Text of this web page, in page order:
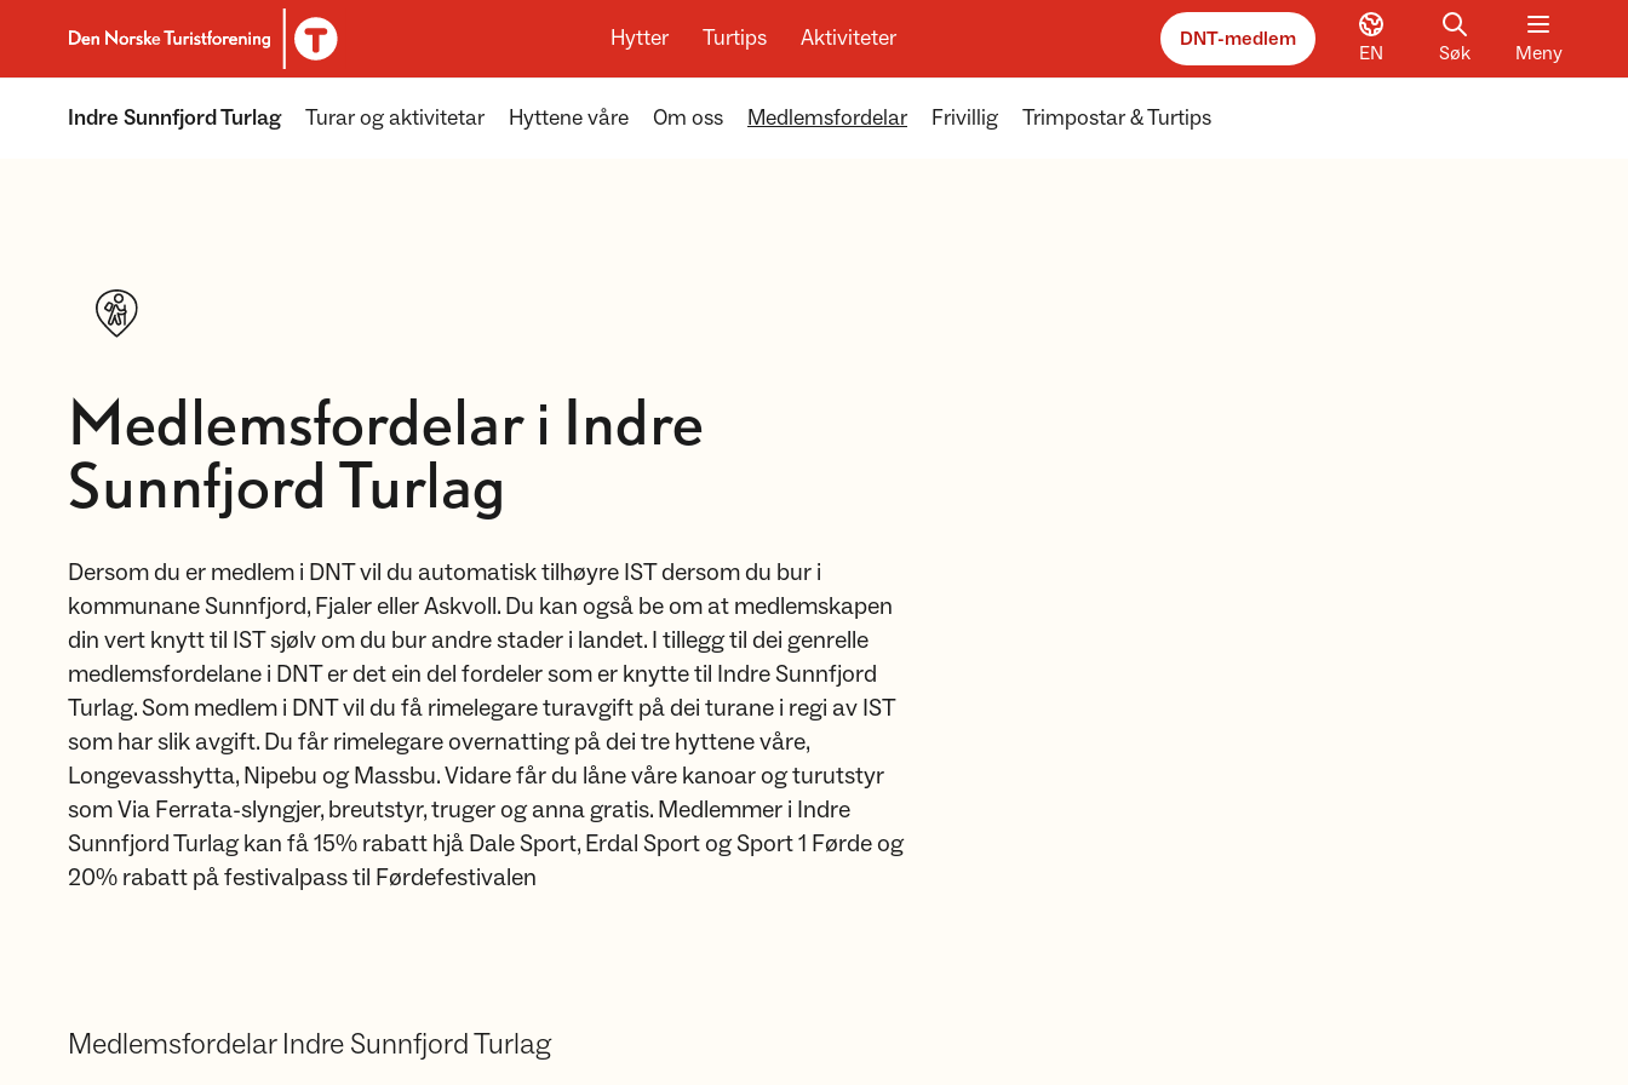
Til DNT.no forside
Hytter Turtips Aktiviteter DNT-medlem
EN Søk Meny
Indre Sunnfjord Turlag Turar og aktivitetar Hyttene våre Om oss Medlemsfordelar Frivillig Trimpostar & Turtips
Medlemsfordelar i Indre
Sunnfjord Turlag
Dersom du er medlem i DNT vil du automatisk tilhøyre IST dersom du bur i
kommunane Sunnfjord, Fjaler eller Askvoll. Du kan også be om at medlemskapen
din vert knytt til IST sjølv om du bur andre stader i landet. I tillegg til dei genrelle
medlemsfordelane i DNT er det ein del fordeler som er knytte til Indre Sunnfjord
Turlag. Som medlem i DNT vil du få rimelegare turavgift på dei turane i regi av IST
som har slik avgift. Du får rimelegare overnatting på dei tre hyttene våre,
Longevasshytta, Nipebu og Massbu. Vidare får du låne våre kanoar og turutstyr
som Via Ferrata-slyngjer, breutstyr, truger og anna gratis. Medlemmer i Indre
Sunnfjord Turlag kan få 15% rabatt hjå Dale Sport, Erdal Sport og Sport 1 Førde og
20% rabatt på festivalpass til Førdefestivalen ​​​​​​​
Medlemsfordelar Indre Sunnfjord Turlag